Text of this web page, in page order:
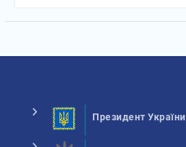
Президент України